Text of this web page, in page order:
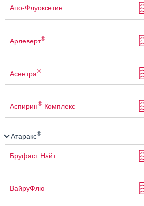
Апо-Флуоксетин
Арлеверт®
Асентра®
Аспирин® Комплекс
Атаракс®
Бруфаст Найт
ВайруФлю